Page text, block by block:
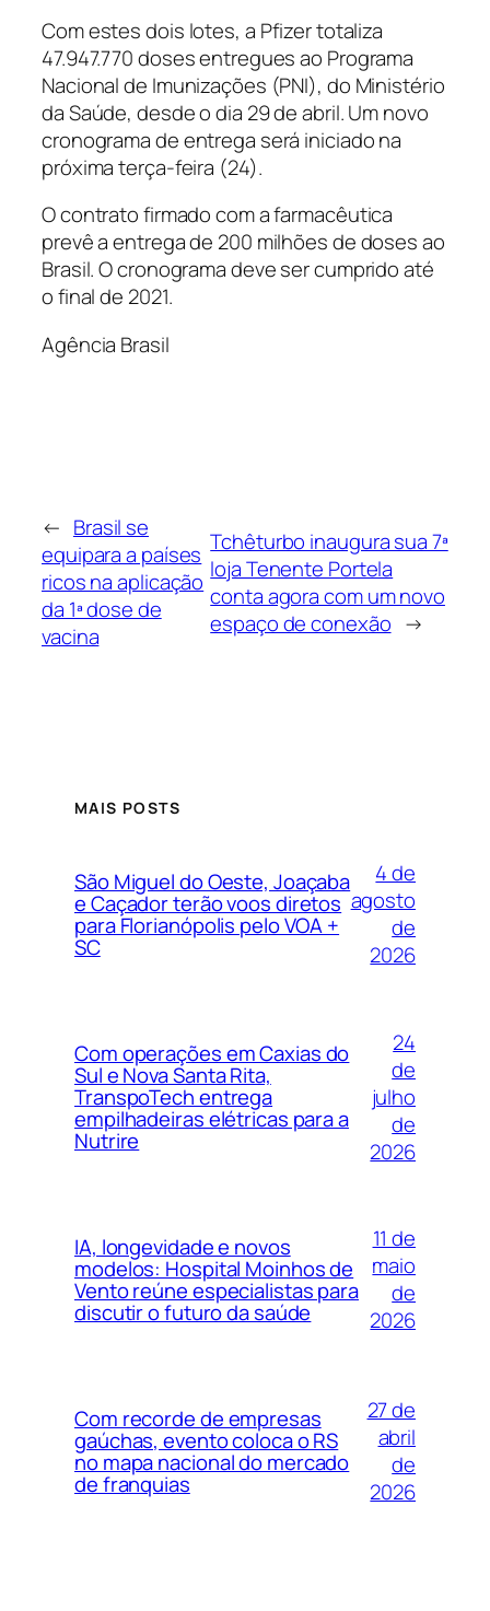
Com estes dois lotes, a Pfizer totaliza
47.947.770 doses entregues ao Programa
Nacional de Imunizações (PNI), do Ministério
da Saúde, desde o dia 29 de abril. Um novo
cronograma de entrega será iniciado na
próxima terça-feira (24).
O contrato firmado com a farmacêutica
prevê a entrega de 200 milhões de doses ao
Brasil. O cronograma deve ser cumprido até
o final de 2021.
Agência Brasil
← Brasil se
equipara a países
ricos na aplicação
da 1ª dose de
vacina
Tchêturbo inaugura sua 7ª
loja Tenente Portela
conta agora com um novo
espaço de conexão →
MAIS POSTS
São Miguel do Oeste, Joaçaba
e Caçador terão voos diretos
para Florianópolis pelo VOA +
SC
4 de
agosto
de
2026
Com operações em Caxias do
Sul e Nova Santa Rita,
TranspoTech entrega
empilhadeiras elétricas para a
Nutrire
24
de
julho
de
2026
IA, longevidade e novos
modelos: Hospital Moinhos de
Vento reúne especialistas para
discutir o futuro da saúde
11 de
maio
de
2026
Com recorde de empresas
gaúchas, evento coloca o RS
no mapa nacional do mercado
de franquias
27 de
abril
de
2026